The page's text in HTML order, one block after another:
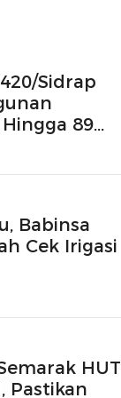
Sidrap
89
Babinsa
Cek Irigasi
HUT
Pastikan